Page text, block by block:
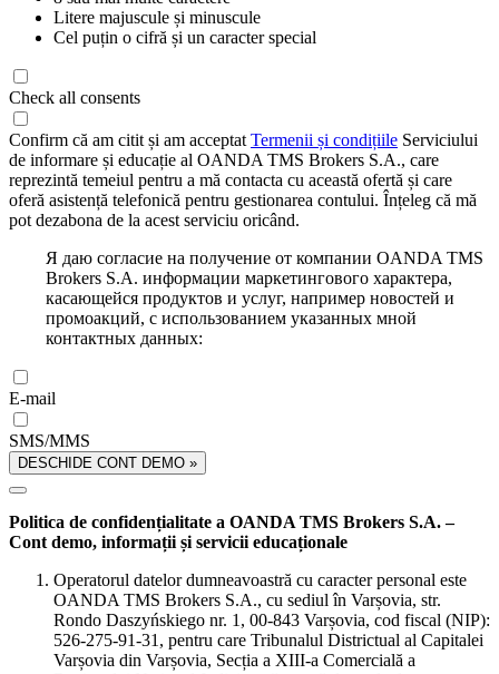
Litere majuscule și minuscule
Cel puțin o cifră și un caracter special
Check all consents
Confirm că am citit și am acceptat Termenii și condițiile Serviciului
de informare și educație al OANDA TMS Brokers S.A., care
reprezintă temeiul pentru a mă contacta cu această ofertă și care
oferă asistență telefonică pentru gestionarea contului. Înțeleg că mă
pot dezabona de la acest serviciu oricând.
Я даю согласие на получение от компании OANDA TMS
Brokers S.A. информации маркетингового характера,
касающейся продуктов и услуг, например новостей и
промоакций, с использованием указанных мной
контактных данных:
E-mail
SMS/MMS
DESCHIDE CONT DEMO »
Politica de confidențialitate a OANDA TMS Brokers S.A. –
Cont demo, informații și servicii educaționale
Operatorul datelor dumneavoastră cu caracter personal este
OANDA TMS Brokers S.A., cu sediul în Varșovia, str.
Rondo Daszyńskiego nr. 1, 00-843 Varșovia, cod fiscal (NIP):
526-275-91-31, pentru care Tribunalul Districtual al Capitalei
Varșovia din Varșovia, Secția a XIII-a Comercială a